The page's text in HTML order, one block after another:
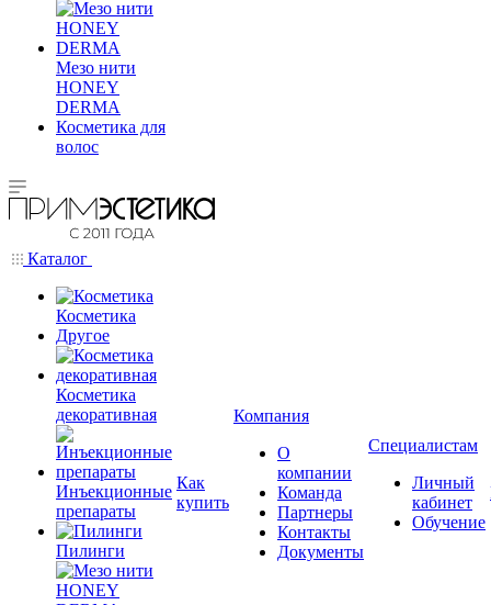
Мезо нити
HONEY
DERMA
Косметика для
волос
Каталог
Косметика
Другое
Косметика
декоративная
Инъекционные
препараты
Пилинги
Как
купить
Компания
О
компании
Команда
Партнеры
Контакты
Документы
Специалистам
Личный
кабинет
Обучение